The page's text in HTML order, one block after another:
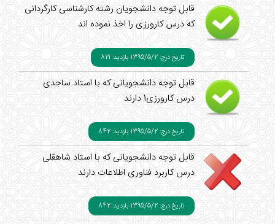
قابل توجه دانشجویان رشته کارشناسی کارگردانی
که درس کارورزی را اخذ نموده اند
تاریخ درج: 1395/5/2 بازدید: 821
قابل توجه دانشجویانی که با استاد ساجدی
درس کارورزی1 دارند
تاریخ درج: 1395/5/2 بازدید: 842
قابل توجه دانشجویانی که با استاد شاهقلی
درس کاربرد فناوری اطلاعات دارند
تاریخ درج: 1395/5/2 بازدید: 842